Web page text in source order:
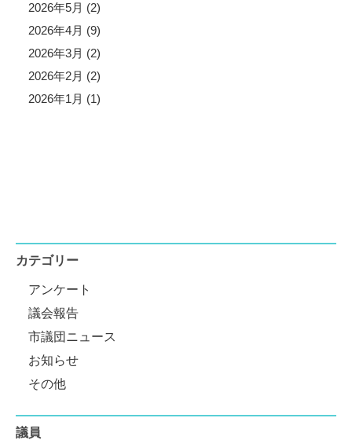
2026年5月 (2)
2026年4月 (9)
2026年3月 (2)
2026年2月 (2)
2026年1月 (1)
カテゴリー
アンケート
議会報告
市議団ニュース
お知らせ
その他
議員